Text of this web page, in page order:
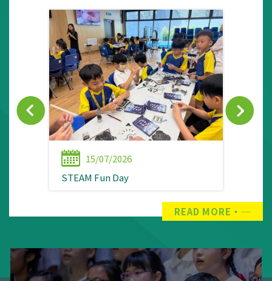
15/07/2026
STEAM Fun Day
READ MORE